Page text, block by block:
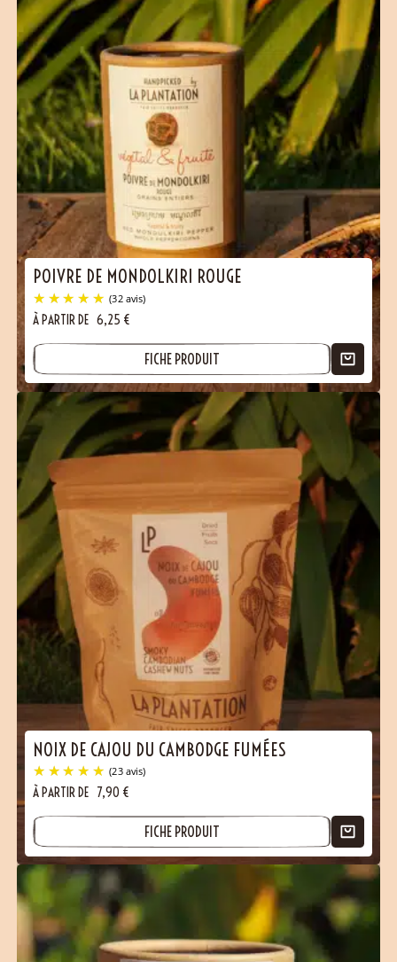
(37 avis)
(62 avis)
POIVRE DE MONDOLKIRI ROUGE
À PARTIR DE 6,25 €
FICHE PRODUIT
NOIX DE CAJOU DU CAMBODGE FUMÉES
À PARTIR DE 7,90 €
FICHE PRODUIT